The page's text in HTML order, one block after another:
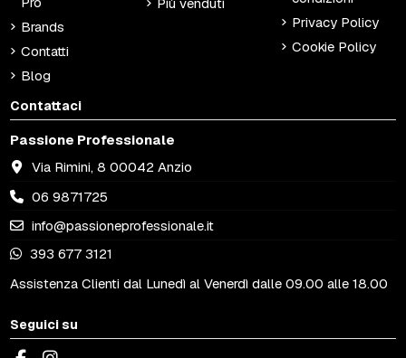
Brands
Contatti
Blog
Privacy Policy
Cookie Policy
Contattaci
Passione Professionale
Via Rimini, 8 00042 Anzio
06 9871725
info@passioneprofessionale.it
393 677 3121
Assistenza Clienti dal Lunedì al Venerdì dalle 09.00 alle 18.00
Seguici su